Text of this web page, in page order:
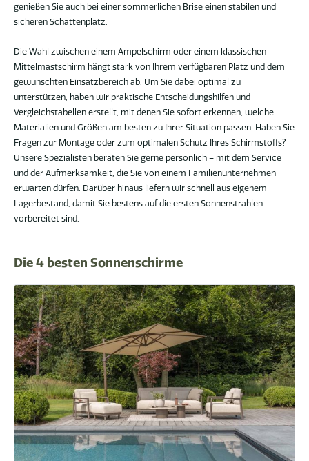
genießen Sie auch bei einer sommerlichen Brise einen stabilen und
sicheren Schattenplatz.
Die Wahl zwischen einem Ampelschirm oder einem klassischen
Mittelmastschirm hängt stark von Ihrem verfügbaren Platz und dem
gewünschten Einsatzbereich ab. Um Sie dabei optimal zu
unterstützen, haben wir praktische Entscheidungshilfen und
Vergleichstabellen erstellt, mit denen Sie sofort erkennen, welche
Materialien und Größen am besten zu Ihrer Situation passen. Haben Sie
Fragen zur Montage oder zum optimalen Schutz Ihres Schirmstoffs?
Unsere Spezialisten beraten Sie gerne persönlich – mit dem Service
und der Aufmerksamkeit, die Sie von einem Familienunternehmen
erwarten dürfen. Darüber hinaus liefern wir schnell aus eigenem
Lagerbestand, damit Sie bestens auf die ersten Sonnenstrahlen
vorbereitet sind.
Die 4 besten Sonnenschirme